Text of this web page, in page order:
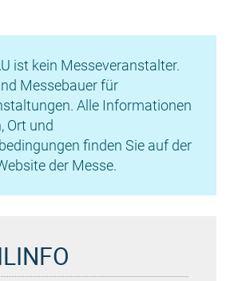
ist kein Messeveranstalter.
Messebauer für
Alle Informationen
Ort und
finden Sie auf der
der Messe.